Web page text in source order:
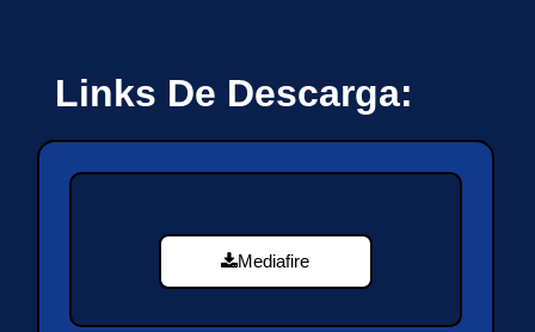
Links De Descarga:
Mediafire